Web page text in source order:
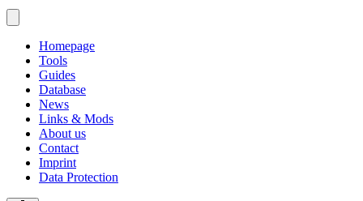
Homepage
Tools
Guides
Database
News
Links & Mods
About us
Contact
Imprint
Data Protection